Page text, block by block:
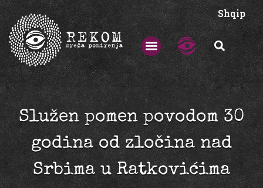
Shqip
Služen pomen povodom 30
godina od zločina nad
Srbima u Ratkovićima